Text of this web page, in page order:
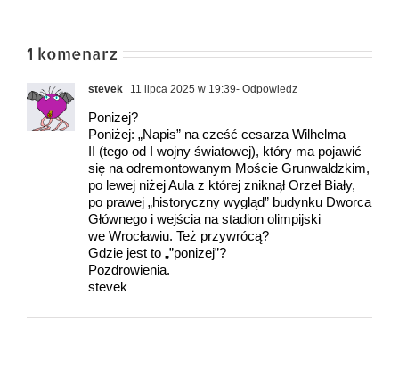
1 komenarz
stevek 11 lipca 2025 w 19:39- Odpowiedz
Ponizej?
Poniżej: „Napis” na cześć cesarza Wilhelma
II (tego od I wojny światowej), który ma pojawić
się na odremontowanym Moście Grunwaldzkim,
po lewej niżej Aula z której zniknął Orzeł Biały,
po prawej „historyczny wygląd” budynku Dworca
Głównego i wejścia na stadion olimpijski
we Wrocławiu. Też przywrócą?
Gdzie jest to „”ponizej”?
Pozdrowienia.
stevek